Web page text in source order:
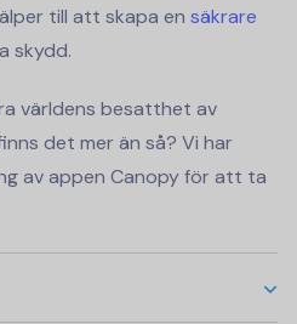
till att skapa en säkrare
skydd.
världens besatthet av
det mer än så? Vi har
av appen Canopy för att ta